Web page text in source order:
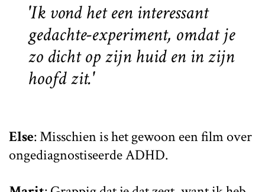
'Ik vond het een interessant
gedachte-experiment, omdat je
zo dicht op zijn huid en in zijn
hoofd zit.'
Else: Misschien is het gewoon een film over
ongediagnostiseerde ADHD.